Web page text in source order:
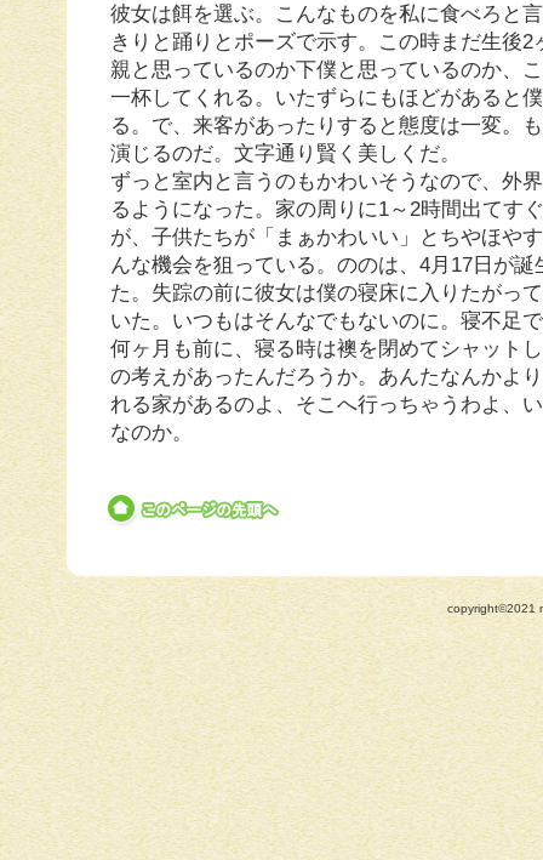
彼女は餌を選ぶ。こんなものを私に食べろと
きりと踊りとポーズで示す。この時まだ生後
親と思っているのか下僕と思っているのか、
一杯してくれる。いたずらにもほどがあると
る。で、来客があったりすると態度は一変。
演じるのだ。文字通り賢く美しくだ。
ずっと室内と言うのもかわいそうなので、外
るようになった。家の周りに1～2時間出てす
が、子供たちが「まぁかわいい」とちやほや
んな機会を狙っている。ののは、4月17日が
た。失踪の前に彼女は僕の寝床に入りたがっ
いた。いつもはそんなでもないのに。寝不足
何ヶ月も前に、寝る時は襖を閉めてシャット
の考えがあったんだろうか。あんたなんかよ
れる家があるのよ、そこへ行っちゃうわよ、
なのか。
copyright©2021